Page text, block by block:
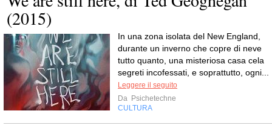
(2015)
In una zona isolata del New England,
durante un inverno che copre di neve
tutto quanto, una misteriosa casa cela
segreti incofessati, e soprattutto, ogni...
Leggere il seguito
Da Psichetechne
CULTURA